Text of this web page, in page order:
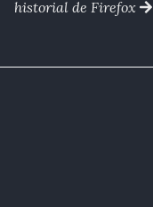
historial de Firefox